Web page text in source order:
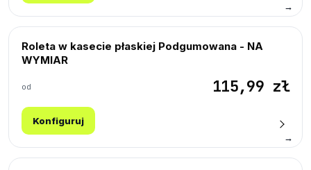
→
Roleta w kasecie płaskiej Podgumowana - NA
WYMIAR
od 115,99 zł
Konfiguruj
→